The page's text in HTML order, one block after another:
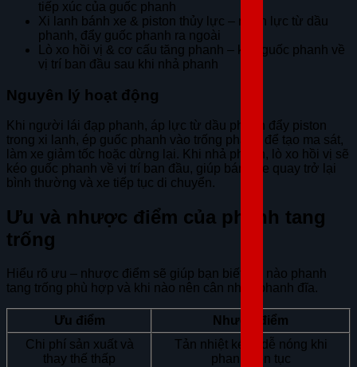
tiếp xúc của guốc phanh
Xi lanh bánh xe & piston thủy lực – nhận lực từ dầu
phanh, đẩy guốc phanh ra ngoài
Lò xo hồi vị & cơ cấu tăng phanh – kéo guốc phanh về
vị trí ban đầu sau khi nhả phanh
Nguyên lý hoạt động
Khi người lái đạp phanh, áp lực từ dầu phanh đẩy piston
trong xi lanh, ép guốc phanh vào trống phanh để tạo ma sát,
làm xe giảm tốc hoặc dừng lại. Khi nhả phanh, lò xo hồi vị sẽ
kéo guốc phanh về vị trí ban đầu, giúp bánh xe quay trở lại
bình thường và xe tiếp tục di chuyển.
Ưu và nhược điểm của phanh tang
trống
Hiểu rõ ưu – nhược điểm sẽ giúp bạn biết khi nào phanh
tang trống phù hợp và khi nào nên cân nhắc phanh đĩa.
Ưu điểm
Nhược điểm
Chi phí sản xuất và
thay thế thấp
Tản nhiệt kém, dễ nóng khi
phanh liên tục